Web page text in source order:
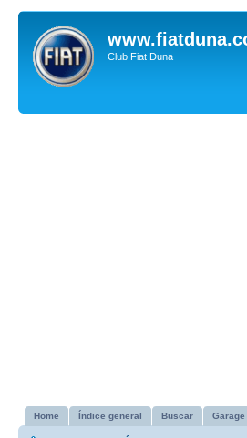
Club Fiat Duna
Home Índice general Buscar Garage